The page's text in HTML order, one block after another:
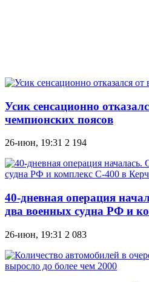
Усик сенсационно
чемпионских поясов
26-июн, 19:31 2 194
40-дневная операция
два военных судна РФ и
26-июн, 19:31 2 083